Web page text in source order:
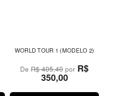
WORLD TOUR 1 (MODELO 2)
DeR$ 405,40 por R$
350,00